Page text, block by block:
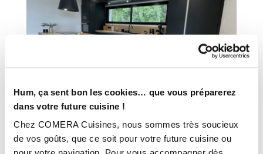
Hum, ça sent bon les cookies… que vous préparerez
dans votre future cuisine !
Chez COMERA Cuisines, nous sommes très soucieux
de vos goûts, que ce soit pour votre future cuisine ou